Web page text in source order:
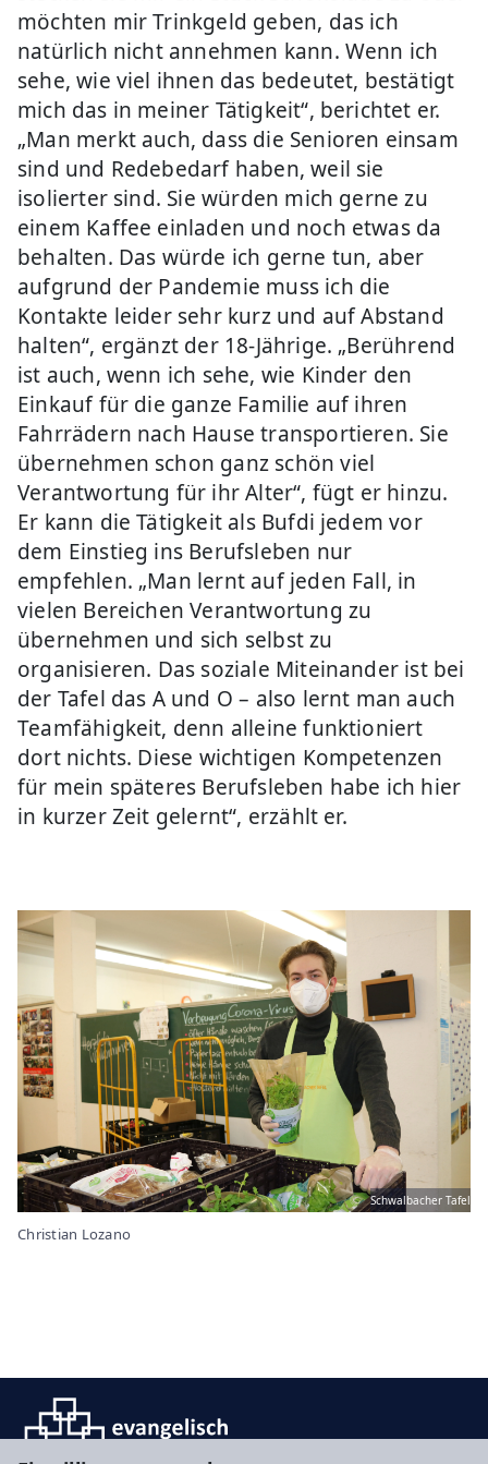
möchten mir Trinkgeld geben, das ich
natürlich nicht annehmen kann. Wenn ich
sehe, wie viel ihnen das bedeutet, bestätigt
mich das in meiner Tätigkeit“, berichtet er.
„Man merkt auch, dass die Senioren einsam
sind und Redebedarf haben, weil sie
isolierter sind. Sie würden mich gerne zu
einem Kaffee einladen und noch etwas da
behalten. Das würde ich gerne tun, aber
aufgrund der Pandemie muss ich die
Kontakte leider sehr kurz und auf Abstand
halten“, ergänzt der 18-Jährige. „Berührend
ist auch, wenn ich sehe, wie Kinder den
Einkauf für die ganze Familie auf ihren
Fahrrädern nach Hause transportieren. Sie
übernehmen schon ganz schön viel
Verantwortung für ihr Alter“, fügt er hinzu.
Er kann die Tätigkeit als Bufdi jedem vor
dem Einstieg ins Berufsleben nur
empfehlen. „Man lernt auf jeden Fall, in
vielen Bereichen Verantwortung zu
übernehmen und sich selbst zu
organisieren. Das soziale Miteinander ist bei
der Tafel das A und O – also lernt man auch
Teamfähigkeit, denn alleine funktioniert
dort nichts. Diese wichtigen Kompetenzen
für mein späteres Berufsleben habe ich hier
in kurzer Zeit gelernt“, erzählt er.
Schwalbacher Tafel
Christian Lozano